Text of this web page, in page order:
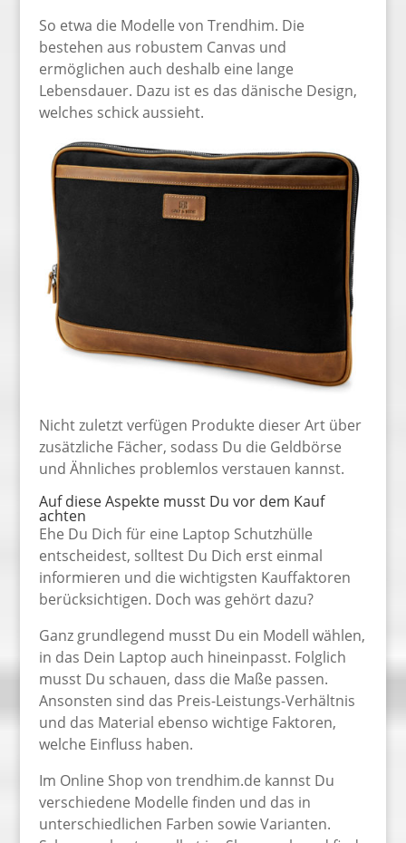
So etwa die Modelle von Trendhim. Die
bestehen aus robustem Canvas und
ermöglichen auch deshalb eine lange
Lebensdauer. Dazu ist es das dänische Design,
welches schick aussieht.
Nicht zuletzt verfügen Produkte dieser Art über
zusätzliche Fächer, sodass Du die Geldbörse
und Ähnliches problemlos verstauen kannst.
Auf diese Aspekte musst Du vor dem Kauf
achten
Ehe Du Dich für eine Laptop Schutzhülle
entscheidest, solltest Du Dich erst einmal
informieren und die wichtigsten Kauffaktoren
berücksichtigen. Doch was gehört dazu?
Ganz grundlegend musst Du ein Modell wählen,
in das Dein Laptop auch hineinpasst. Folglich
musst Du schauen, dass die Maße passen.
Ansonsten sind das Preis-Leistungs-Verhältnis
und das Material ebenso wichtige Faktoren,
welche Einfluss haben.
Im Online Shop von trendhim.de kannst Du
verschiedene Modelle finden und das in
unterschiedlichen Farben sowie Varianten.